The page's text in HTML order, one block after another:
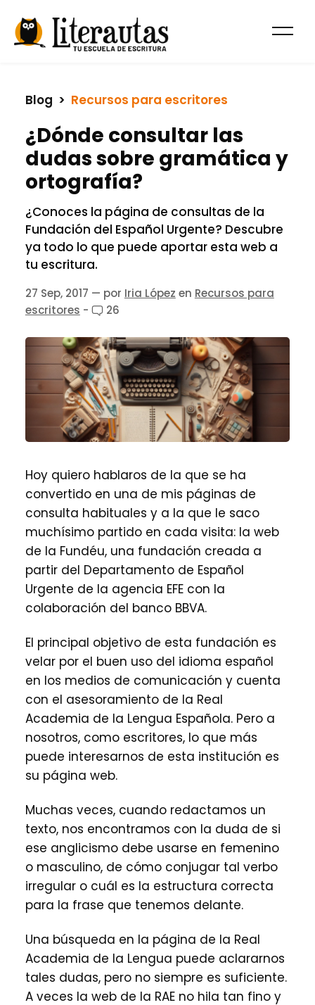
Blog
  >
Recursos para escritores
¿Dónde consultar las
dudas sobre gramática y
ortografía?
¿Conoces la página de consultas de la
Fundación del Español Urgente? Descubre
ya todo lo que puede aportar esta web a
tu escritura.
27 Sep, 2017 — por Iria López en Recursos para
escritores - 26
Hoy quiero hablaros de la que se ha
convertido en una de mis páginas de
consulta habituales y a la que le saco
muchísimo partido en cada visita: la web
de la Fundéu, una fundación creada a
partir del Departamento de Español
Urgente de la agencia EFE con la
colaboración del banco BBVA.
El principal objetivo de esta fundación es
velar por el buen uso del idioma español
en los medios de comunicación y cuenta
con el asesoramiento de la Real
Academia de la Lengua Española. Pero a
nosotros, como escritores, lo que más
puede interesarnos de esta institución es
su página web.
Muchas veces, cuando redactamos un
texto, nos encontramos con la duda de si
ese anglicismo debe usarse en femenino
o masculino, de cómo conjugar tal verbo
irregular o cuál es la estructura correcta
para la frase que tenemos delante.
Una búsqueda en la página de la Real
Academia de la Lengua puede aclararnos
tales dudas, pero no siempre es suficiente.
A veces la web de la RAE no hila tan fino y